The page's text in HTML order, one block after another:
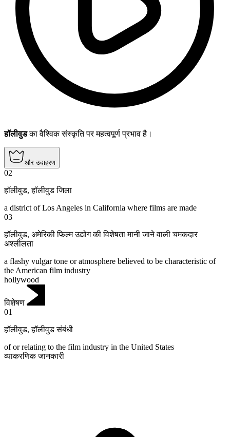
हॉलीवुडका वैश्विक संस्कृति पर महत्वपूर्ण प्रभाव है।
और उदाहरण
02
हॉलीवुड,हॉलीवुड जिला
a district of Los Angeles in California where films are made
03
हॉलीवुड, अमेरिकी फिल्म उद्योग की विशेषता मानी जाने वाली चमकदार
अश्लीलता
a flashy vulgar tone or atmosphere believed to be characteristic of
the American film industry
hollywood
विशेषण
01
हॉलीवुड,हॉलीवुड संबंधी
of or relating to the film industry in the United States
व्याकरणिक जानकारी